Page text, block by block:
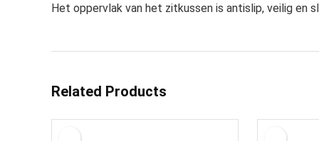
Het oppervlak van het zitkussen is antislip, veilig en
Related Products